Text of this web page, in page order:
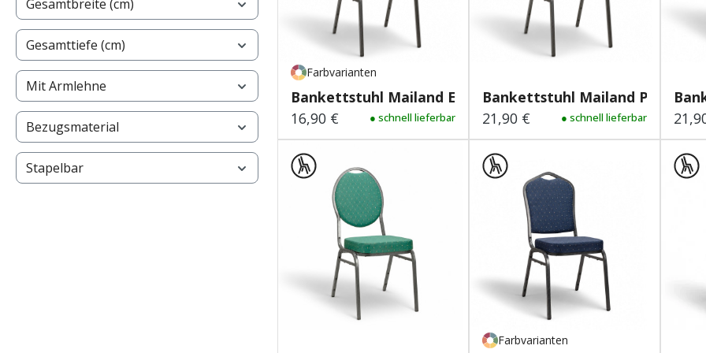
Gesamtbreite (cm)
Gesamttiefe (cm)
Mit Armlehne
Bezugsmaterial
Stapelbar
Farbvarianten
Bankettstuhl Mailand Eco
Regulärer Preis:
16,90 € ● schnell lieferbar
Bankettstuhl Mailand Plus S...
Regulärer Preis:
21,90 € ● schnell lieferbar
Farbvarianten